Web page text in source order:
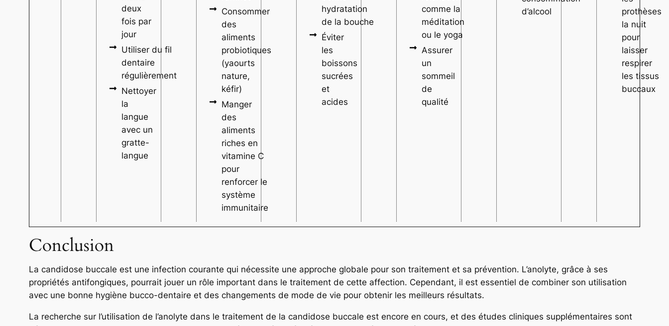
deux
fois par
jour
Utiliser du fil
dentaire
régulièrement
Nettoyer
la
langue
avec un
gratte-
langue
Consommer
des
aliments
probiotiques
(yaourts
nature,
kéfir)
Manger
des
aliments
riches en
vitamine C
pour
renforcer le
système
immunitaire
hydratation
de la bouche
Éviter
les
boissons
sucrées
et
acides
comme la
méditation
ou le yoga
Assurer
un
sommeil
de
qualité
d’alcool
prothèses
la nuit
pour
laisser
respirer
les tissus
buccaux
Conclusion
La candidose buccale est une infection courante qui nécessite une approche globale pour son traitement et sa prévention. L’anolyte, grâce à ses
propriétés antifongiques, pourrait jouer un rôle important dans le traitement de cette affection. Cependant, il est essentiel de combiner son utilisation
avec une bonne hygiène bucco-dentaire et des changements de mode de vie pour obtenir les meilleurs résultats.
La recherche sur l’utilisation de l’anolyte dans le traitement de la candidose buccale est encore en cours, et des études cliniques supplémentaires sont